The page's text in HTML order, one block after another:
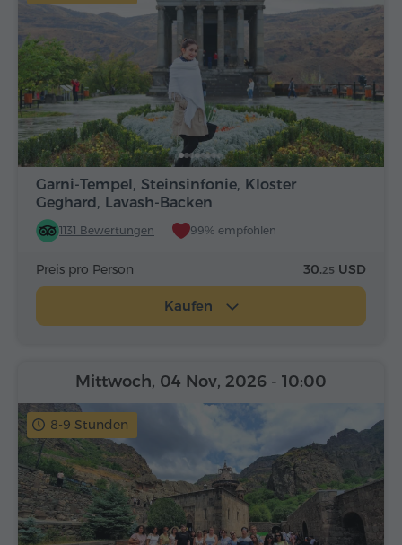
Garni-Tempel, Steinsinfonie, Kloster
Geghard, Lavash-Backen
1131 Bewertungen 99% empfohlen
Preis pro Person 30.25 USD
Kaufen
8-9 Stunden
Mittwoch, 04 Nov, 2026 - 10:00